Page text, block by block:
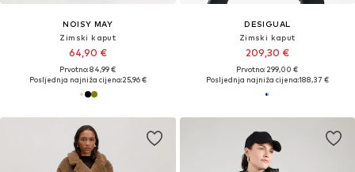
NOISY MAY
Zimski kaput
64,90 €
Prvotno: 84,99 €
Posljednja najniža cijena:25,96 €
DESIGUAL
Zimski kaput
209,30 €
Prvotno: 299,00 €
Posljednja najniža cijena:188,37 €